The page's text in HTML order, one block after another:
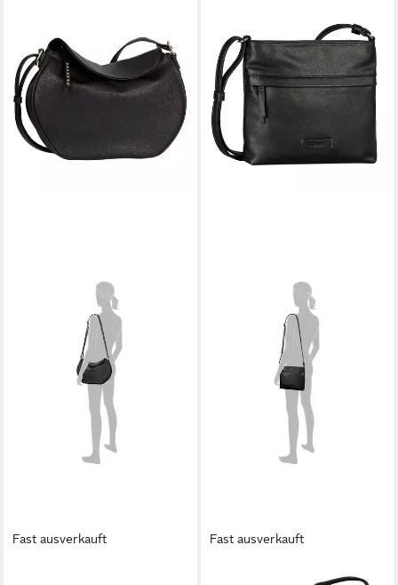
Fast ausverkauft Fast ausverkauft